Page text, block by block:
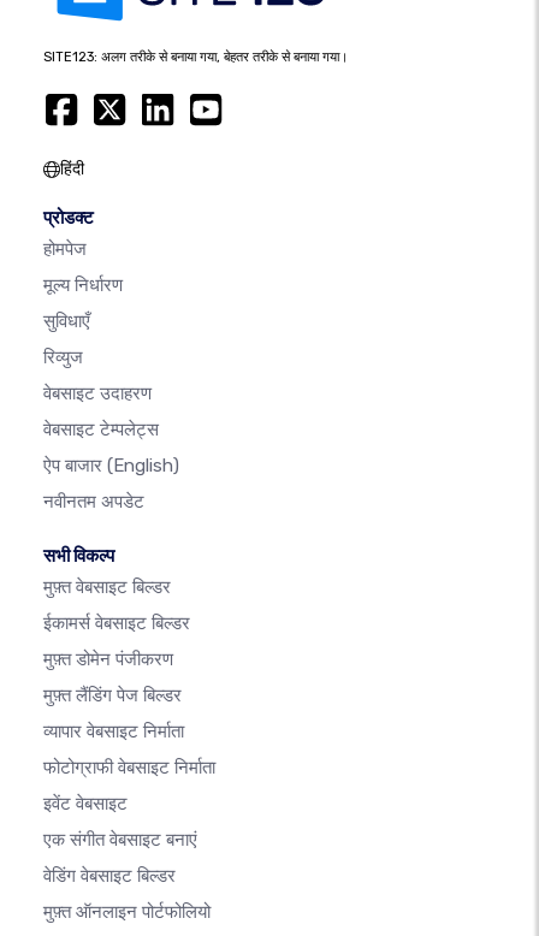
SITE123: अलग तरीके से बनाया गया, बेहतर तरीके से बनाया गया।
हिंदी
प्रोडक्ट
होमपेज
मूल्य निर्धारण
सुविधाएँ
रिव्युज
वेबसाइट उदाहरण
वेबसाइट टेम्पलेट्स
ऐप बाजार (English)
नवीनतम अपडेट
सभी विकल्प
मुफ़्त वेबसाइट बिल्डर
ईकामर्स वेबसाइट बिल्डर
मुफ़्त डोमेन पंजीकरण
मुफ़्त लैंडिंग पेज बिल्डर
व्यापार वेबसाइट निर्माता
फोटोग्राफी वेबसाइट निर्माता
इवेंट वेबसाइट
एक संगीत वेबसाइट बनाएं
वेडिंग वेबसाइट बिल्डर
मुफ़्त ऑनलाइन पोर्टफोलियो